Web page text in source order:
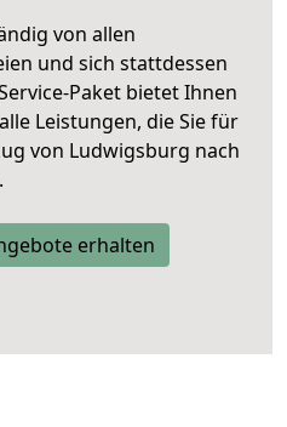
von allen
und sich stattdessen
Paket bietet Ihnen
Leistungen, die Sie für
von Ludwigsburg nach
erhalten